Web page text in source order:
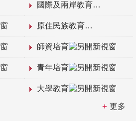
國際及兩岸教育
原住民族教育
師資培育
青年培育
大學教育
更多